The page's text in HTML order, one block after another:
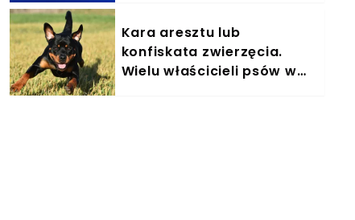
Kara aresztu lub
konfiskata zwierzęcia.
Wielu właścicieli psów w